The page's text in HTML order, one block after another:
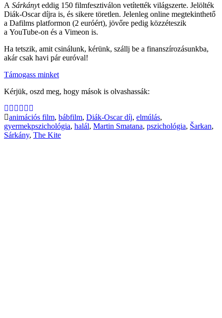
A Sárkányt eddig 150 filmfesztiválon vetítették világszerte. Jelölték
Diák-Oscar díjra is, és sikere töretlen. Jelenleg online megtekinthető
a Dafilms platformon (2 euróért), jövőre pedig közzéteszik
a YouTube-on és a Vimeon is.
Ha tetszik, amit csinálunk, kérünk, szállj be a finanszírozásunkba,
akár csak havi pár euróval!
Támogass minket
Kérjük, oszd meg, hogy mások is olvashassák:
animációs film, bábfilm, Diák-Oscar díj, elmúlás,
gyermekpszichológia, halál, Martin Smatana, pszichológia, Šarkan,
Sárkány, The Kite